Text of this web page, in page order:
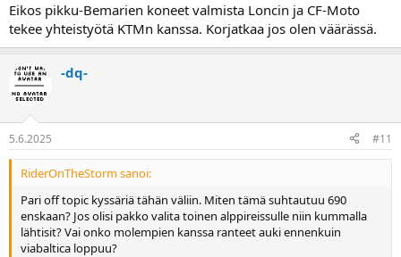
Eikos pikku-Bemarien koneet valmista Loncin ja CF-Moto
tekee yhteistyötä KTMn kanssa. Korjatkaa jos olen väärässä.
-dq-
5.6.2025 #11
RiderOnTheStorm sanoi:
Pari off topic kyssäriä tähän väliin. Miten tämä suhtautuu 690
enskaan? Jos olisi pakko valita toinen alppireissulle niin kummalla
lähtisit? Vai onko molempien kanssa ranteet auki ennenkuin
viabaltica loppuu?